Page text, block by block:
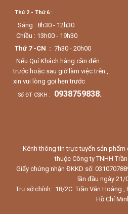
Thứ 2 - Thứ 6 :
Sáng : 8h30 - 12h30
Chiều : 13h00 - 19h30
Thứ 7 -CN : 7h30 - 20h00
Nếu Quí Khách hàng cần đến
trước hoặc sau giờ làm việc trên ,
xin vui lòng gọi hẹn trước
Số ĐT CSKH : 0938759838.
Kênh thông tin trực tuyến sản
thuộc Công ty TNHH
Giấy chứng nhận ĐKKD số:
lần đầu ngày 21/
Trụ sở chính: 18/2C Trần Văn Hoàng ,
Hồ Chí